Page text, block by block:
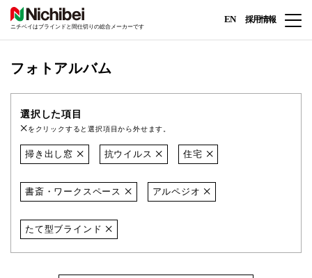
ニチベイはブラインドと間仕切りの総合メーカーです
EN 採用情報
フォトアルバム
選択した項目
をクリックすると選択項目から外せます。
掃き出し窓 抗ウイルス 住宅
書斎・ワークスペース アルペジオ
たて型ブラインド